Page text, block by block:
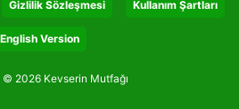
Gizlilik Sözleşmesi Kullanım Şartları
English Version
2026 Kevserin Mutfağı